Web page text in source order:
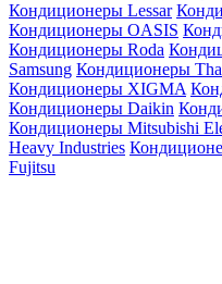
Кондиционеры Lessar
Кондиционеры OASIS
Кондиционеры Roda
Samsung Кондиционеры
Кондиционеры XIGMA
Кондиционеры Daikin
Кондиционеры Mitsubishi
Heavy Industries
Fujitsu